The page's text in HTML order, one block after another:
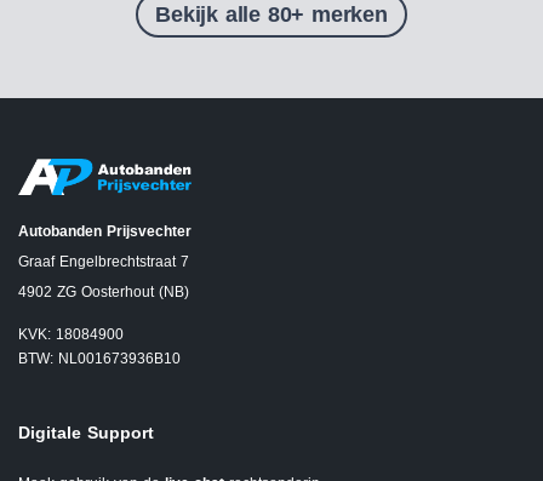
Bekijk alle 80+ merken
Autobanden Prijsvechter
Graaf Engelbrechtstraat 7
4902 ZG Oosterhout (NB)
KVK: 18084900
BTW: NL001673936B10
Digitale Support